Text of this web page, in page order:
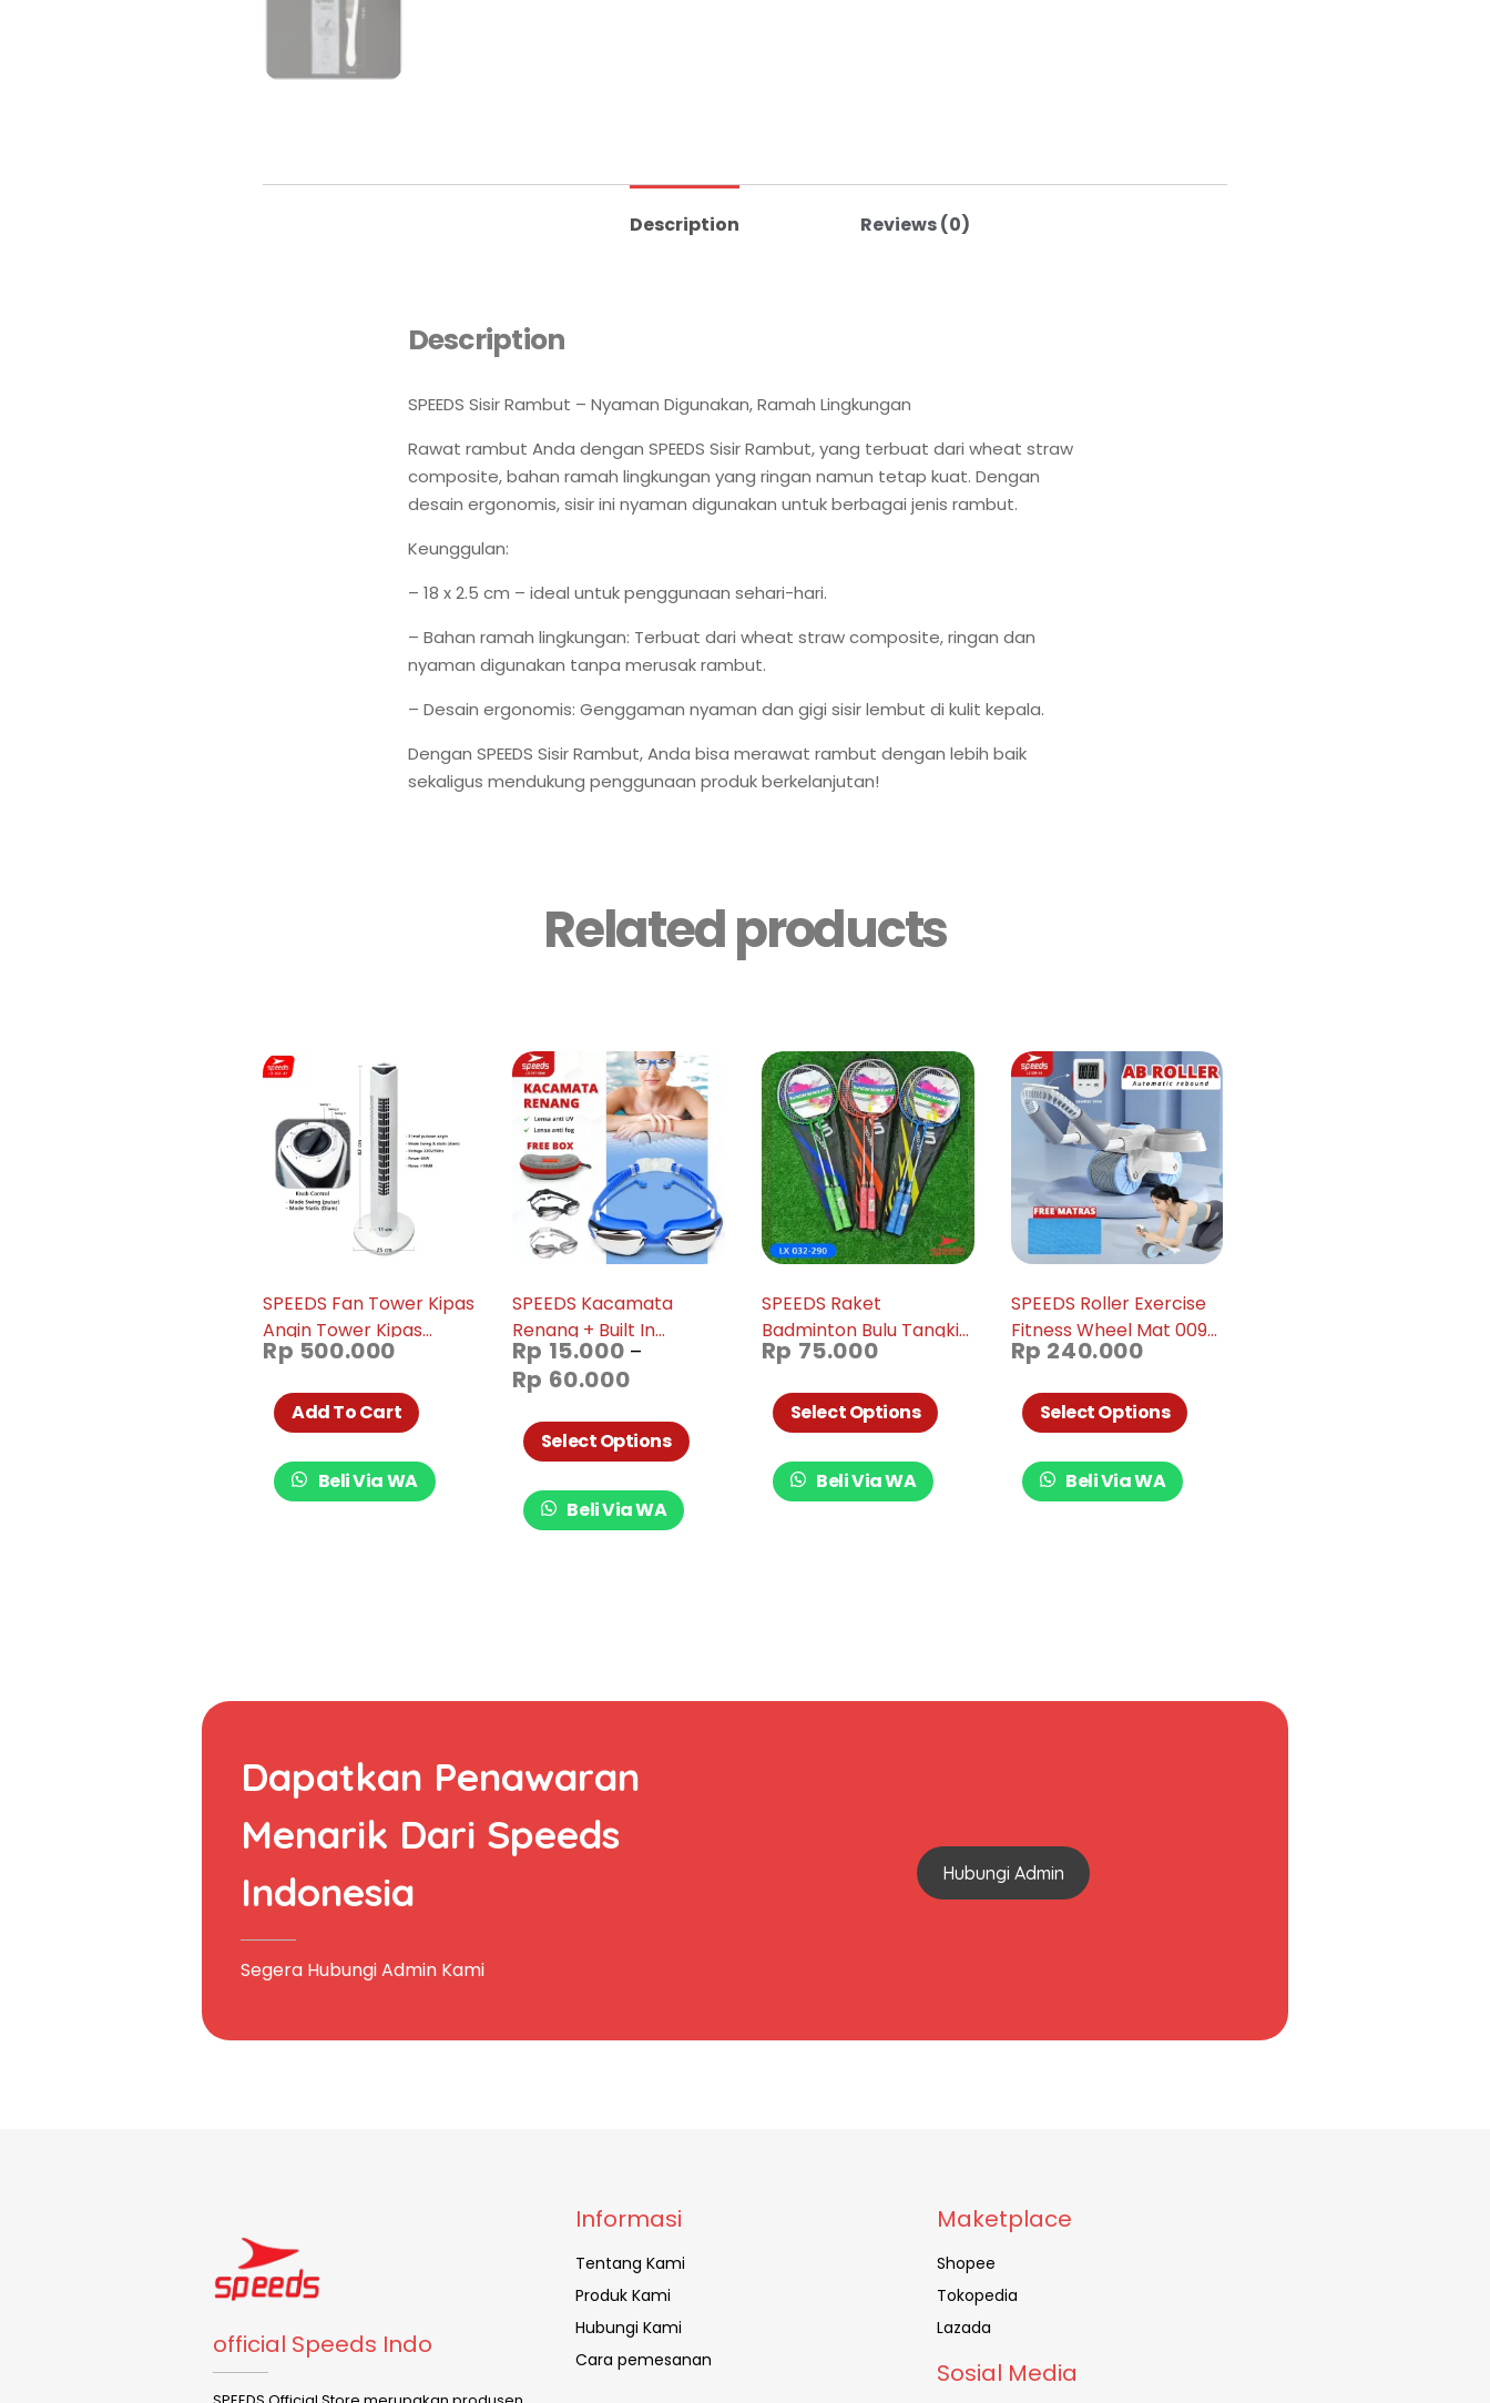
Description Reviews (0)
Description
SPEEDS Sisir Rambut – Nyaman Digunakan, Ramah Lingkungan
Rawat rambut Anda dengan SPEEDS Sisir Rambut, yang terbuat dari wheat straw
composite, bahan ramah lingkungan yang ringan namun tetap kuat. Dengan
desain ergonomis, sisir ini nyaman digunakan untuk berbagai jenis rambut.
Keunggulan:
– 18 x 2.5 cm – ideal untuk penggunaan sehari-hari.
– Bahan ramah lingkungan: Terbuat dari wheat straw composite, ringan dan
nyaman digunakan tanpa merusak rambut.
– Desain ergonomis: Genggaman nyaman dan gigi sisir lembut di kulit kepala.
Dengan SPEEDS Sisir Rambut, Anda bisa merawat rambut dengan lebih baik
sekaligus mendukung penggunaan produk berkelanjutan!
Related products
SPEEDS Fan Tower Kipas
Angin Tower Kipas
Blower Kipas Menara
Ruangan Praktis 202-47
Rp 500.000
Add To Cart
Beli Via WA
SPEEDS Kacamata
Renang + Built In
Earplug Anti UV Silicon
Elastis Swimming Glass
S866
Rp 15.000 –
Rp 60.000
Select Options
Beli Via WA
SPEEDS Raket
Badminton Bulu Tangkis
Paket Lengkap 1 Set
Berkualitas Original LX
032-290
Rp 75.000
Select Options
Beli Via WA
SPEEDS Roller Exercise
Fitness Wheel Mat 009-
18
Rp 240.000
Select Options
Beli Via WA
Dapatkan Penawaran
Menarik Dari Speeds
Indonesia
Segera Hubungi Admin Kami
Hubungi Admin
official Speeds Indo
Informasi
Tentang Kami
Produk Kami
Hubungi Kami
Cara pemesanan
Maketplace
Shopee
Tokopedia
Lazada
Sosial Media